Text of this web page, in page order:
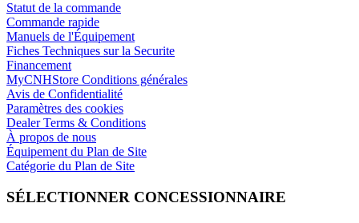
Statut de la commande
Commande rapide
Manuels de l'Équipement
Fiches Techniques sur la Securite
Financement
MyCNHStore Conditions générales
Avis de Confidentialité
Paramètres des cookies
Dealer Terms & Conditions
À propos de nous
Équipement du Plan de Site
Catégorie du Plan de Site
SÉLECTIONNER CONCESSIONNAIRE